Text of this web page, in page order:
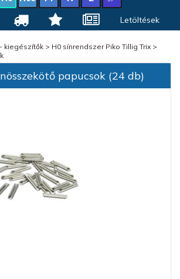
Letöltések
kiegészítők> H0 sínrendszer Piko Tillig Trix>
papucsok (24 db)